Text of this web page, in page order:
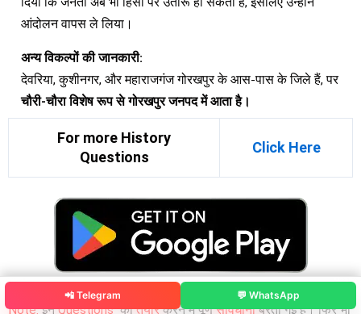
आंदोलन वापस ले लिया।
अन्य विकल्पों की जानकारी:
देवरिया, कुशीनगर, और महाराजगंज गोरखपुर के आस-पास के जिले हैं, पर
चौरी-चौरा विशेष रूप से गोरखपुर जनपद में आता है।
For more History
Questions
Click Here
Note:इनQuestionsकोतैयारकरने में पूर्णसावधानीबरती गई है। फिर भी
📲 Telegram 💬 WhatsApp